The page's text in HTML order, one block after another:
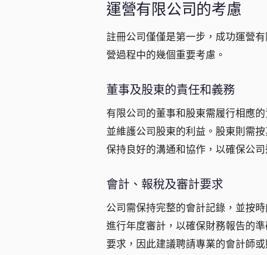
運營有限公司的考慮
註冊公司僅僅是第一步，成功運營
營過程中的幾個重要考慮。
董事及股東的責任和義務
有限公司的董事和股東需履行相應
並維護公司股東的利益。股東則需
保持良好的溝通和協作，以確保公司
會計、報稅及審計要求
公司需保持完整的會計記錄，並按
進行年度審計，以確保財務報告的
要求，因此建議聘請專業的會計師